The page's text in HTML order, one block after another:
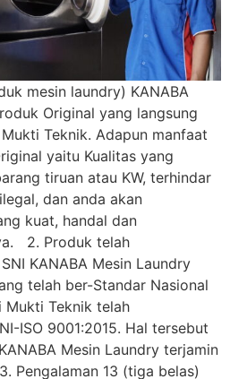
mesin laundry) KANABA
Original yang langsung
Teknik. Adapun manfaat
yaitu Kualitas yang
tiruan atau KW, terhindar
dan anda akan
kuat, handal dan
2. Produk telah
KANABA Mesin Laundry
telah ber-Standar Nasional
Mukti Teknik telah
ISO 9001:2015. Hal tersebut
Mesin Laundry terjamin
Pengalaman 13 (tiga belas)